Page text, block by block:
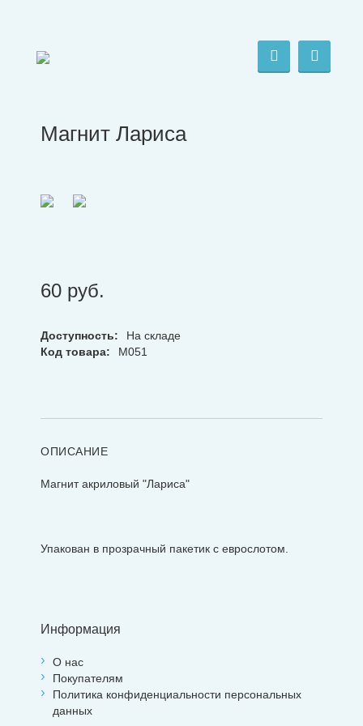
Магнит Лариса
60 руб.
Доступность:
На складе
Код товара:
М051
ОПИСАНИЕ
Магнит акриловый "Лариса"
Упакован в прозрачный пакетик с еврослотом.
Информация
О нас
Покупателям
Политика конфиденциальности персональных
данных